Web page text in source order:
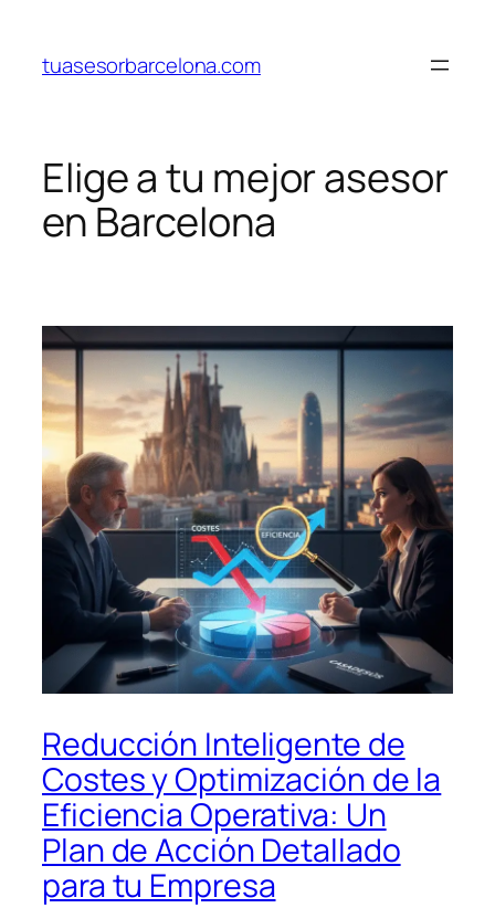
contenido
tuasesorbarcelona.com
Elige a tu mejor asesor
en Barcelona
Reducción Inteligente de
Costes y Optimización de la
Eficiencia Operativa: Un
Plan de Acción Detallado
para tu Empresa